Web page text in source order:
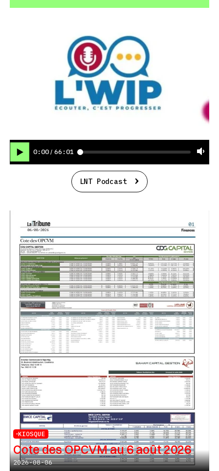
0:00 / 66:01
LNT Podcast
KIOSQUE
Cote des OPCVM au 6 août 2026
2026-08-06